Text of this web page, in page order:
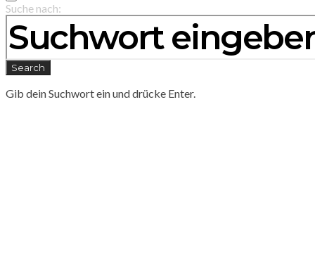
Suche nach:
Search
Gib dein Suchwort ein und drücke Enter.